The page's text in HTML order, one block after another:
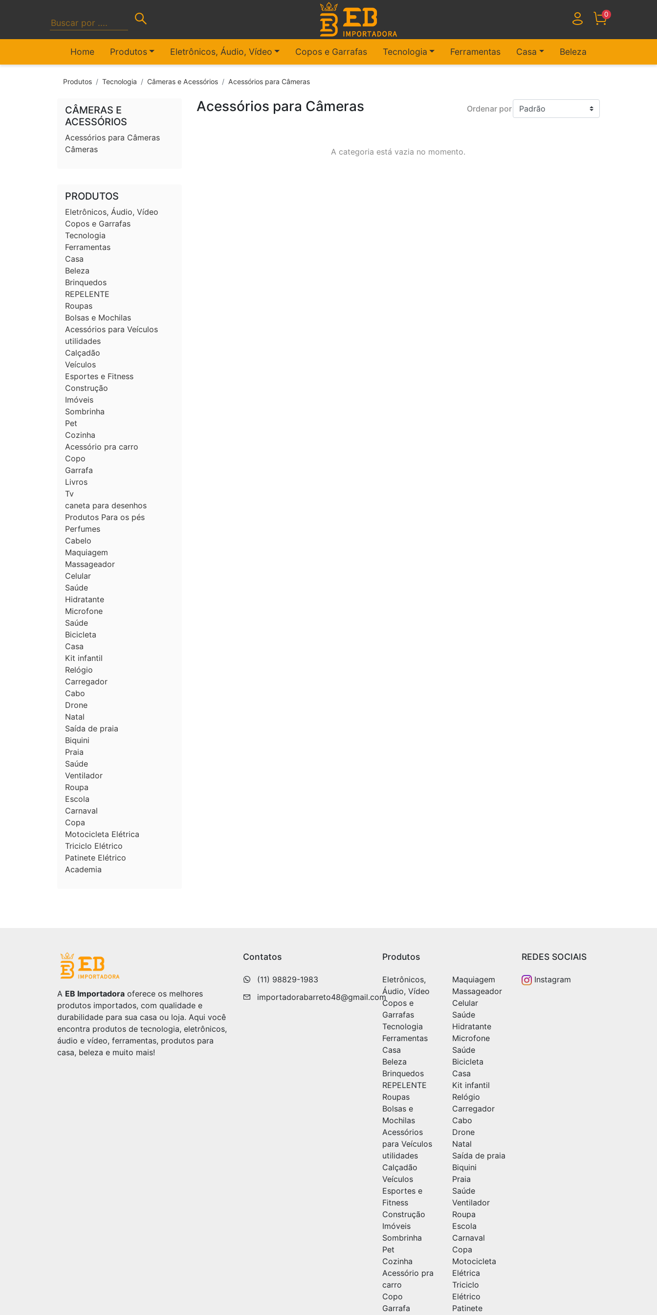
0
Home Produtos Eletrônicos, Áudio, Vídeo Copos e Garrafas Tecnologia Ferramentas Casa Beleza
Produtos Tecnologia Câmeras e Acessórios Acessórios para Câmeras
CÂMERAS E
ACESSÓRIOS
Acessórios para Câmeras
Câmeras
PRODUTOS
Eletrônicos, Áudio, Vídeo
Copos e Garrafas
Tecnologia
Ferramentas
Casa
Beleza
Brinquedos
REPELENTE
Roupas
Bolsas e Mochilas
Acessórios para Veículos
utilidades
Calçadão
Veículos
Esportes e Fitness
Construção
Imóveis
Sombrinha
Pet
Cozinha
Acessório pra carro
Copo
Garrafa
Livros
Tv
caneta para desenhos
Produtos Para os pés
Perfumes
Cabelo
Maquiagem
Massageador
Celular
Saúde
Hidratante
Microfone
Saúde
Bicicleta
Casa
Kit infantil
Relógio
Carregador
Cabo
Drone
Natal
Saída de praia
Biquini
Praia
Saúde
Ventilador
Roupa
Escola
Carnaval
Copa
Motocicleta Elétrica
Triciclo Elétrico
Patinete Elétrico
Academia
Acessórios para Câmeras Ordenar por
A categoria está vazia no momento.
A EB Importadora oferece os melhores
produtos importados, com qualidade e
durabilidade para sua casa ou loja. Aqui você
encontra produtos de tecnologia, eletrônicos,
áudio e vídeo, ferramentas, produtos para
casa, beleza e muito mais!
Contatos
(11) 98829-1983
importadorabarreto48@gmail.com
Produtos
Eletrônicos,
Áudio, Vídeo
Copos e
Garrafas
Tecnologia
Ferramentas
Casa
Beleza
Brinquedos
REPELENTE
Roupas
Bolsas e
Mochilas
Acessórios
para Veículos
utilidades
Calçadão
Veículos
Esportes e
Fitness
Construção
Imóveis
Sombrinha
Pet
Cozinha
Acessório pra
carro
Copo
Garrafa
Maquiagem
Massageador
Celular
Saúde
Hidratante
Microfone
Saúde
Bicicleta
Casa
Kit infantil
Relógio
Carregador
Cabo
Drone
Natal
Saída de praia
Biquini
Praia
Saúde
Ventilador
Roupa
Escola
Carnaval
Copa
Motocicleta
Elétrica
Triciclo
Elétrico
Patinete
REDES SOCIAIS
Instagram